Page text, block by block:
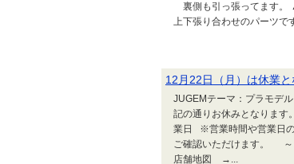
裏側も引っ張ってます。
上下張り合わせのパーツで
12月22日（月）は休業と
JUGEMテーマ：プラモデ
記の通りお休みとなりま
業日 ※営業時間や営業日
ご確認いただけます。
店舗地図 →...